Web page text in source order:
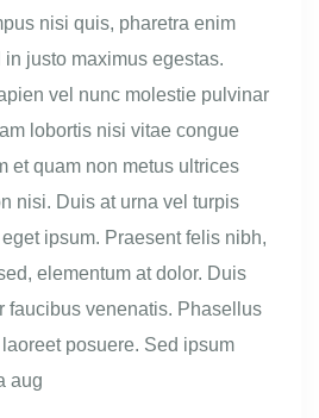
nisi quis, pharetra enim
justo maximus egestas.
vel nunc molestie pulvinar
lobortis nisi vitae congue
et quam non metus ultrices
nisi. Duis at urna vel turpis
ipsum. Praesent felis nibh,
elementum at dolor. Duis
faucibus venenatis. Phasellus
posuere. Sed ipsum
aug